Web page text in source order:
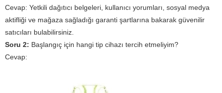
Cevap: Yetkili dağıtıcı belgeleri, kullanıcı yorumları, sosyal medya
aktifliği ve mağaza sağladığı garanti şartlarına bakarak güvenilir
satıcıları bulabilirsiniz.
Soru 2: Başlangıç için hangi tip cihazı tercih etmeliyim?
Cevap: